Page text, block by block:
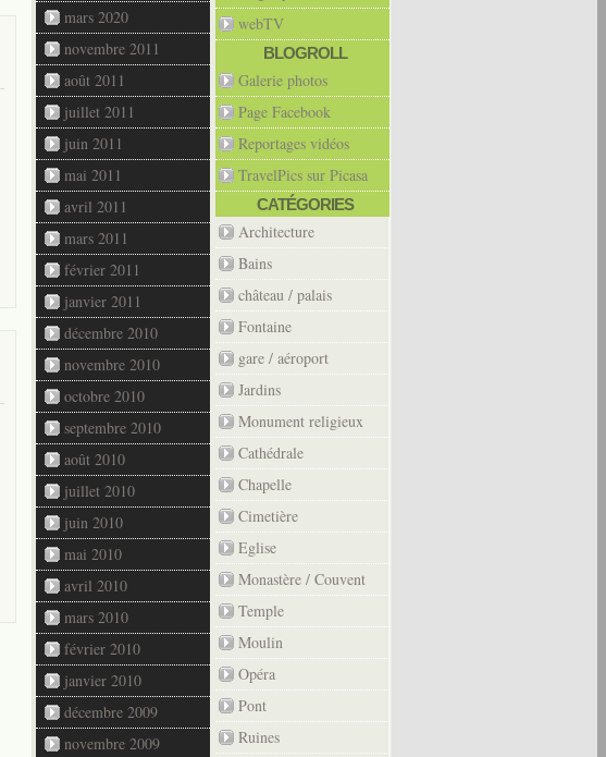
mars 2020
novembre 2011
août 2011
juillet 2011
juin 2011
mai 2011
avril 2011
mars 2011
février 2011
janvier 2011
décembre 2010
novembre 2010
octobre 2010
septembre 2010
août 2010
juillet 2010
juin 2010
mai 2010
avril 2010
mars 2010
février 2010
janvier 2010
décembre 2009
novembre 2009
webTV
BLOGROLL
Galerie photos
Page Facebook
Reportages vidéos
TravelPics sur Picasa
CATÉGORIES
Architecture
Bains
château / palais
Fontaine
gare / aéroport
Jardins
Monument religieux
Cathédrale
Chapelle
Cimetière
Eglise
Monastère / Couvent
Temple
Moulin
Opéra
Pont
Ruines